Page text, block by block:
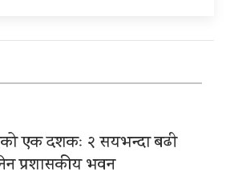
एक दशकः २ सयभन्दा बढी
प्रशासकीय भवन